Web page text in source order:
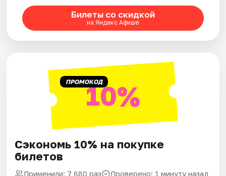
Билеты со скидкой
на Яндекс Афише
ПРОМОКОД10%
Сэкономь 10% на покупке
билетов
Применили: 7 880 раз Проверено: 1 минуту назад